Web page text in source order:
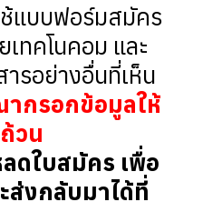
ช้แบบฟอร์มสมัคร
เทคโนคอม และ
รอย่างอื่นที่เห็น
กรอกข้อมูลให้
วน
ดใบสมัคร เพื่อ
ส่งกลับมาได้ที่